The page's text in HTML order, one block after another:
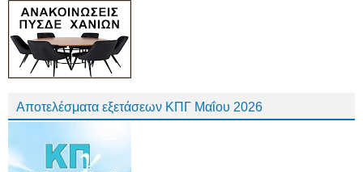
Αποτελέσματα εξετάσεων ΚΠΓ Μαΐου 2026